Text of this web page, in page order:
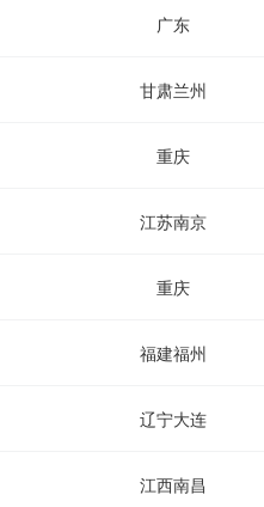
广东
甘肃兰州
重庆
江苏南京
重庆
福建福州
辽宁大连
江西南昌